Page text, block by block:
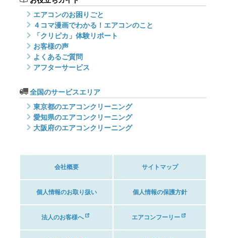
エアコンのお困りごと
４コマ漫画でわかる！エアコンのこと
「クリピカ」体験リポート
お客様の声
よくあるご質問
アフターサービス
全国のサービスエリア
東京都のエアコンクリーニング
愛知県のエアコンクリーニング
大阪府のエアコンクリーニング
会社概要 サイトマップ
個人情報のお取り扱い 個人情報の保護方針
法人のお客様へ エアコンフーリー